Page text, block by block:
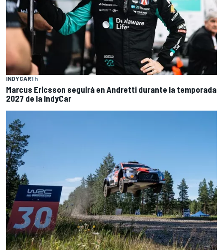
INDYCAR1 h
Marcus Ericsson seguirá en Andretti durante la temporada
2027 de la IndyCar